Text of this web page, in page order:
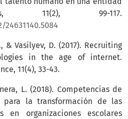
11(2), 99-117.
& Vasilyev, D. (2017). Recruiting
in the age of internet.
11(4), 33-43.
L. (2018). Competencias de
para la transformación de las
en organizaciones escolares